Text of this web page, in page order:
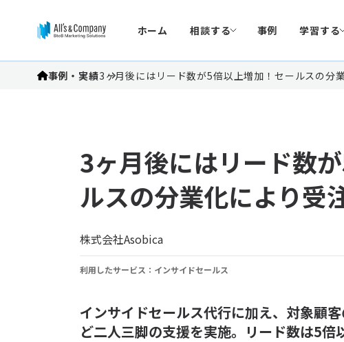
ホーム 相談する 事例 学習する
事例・実績3ヶ月後にはリード数が5倍以上増加！セールスの分
3ヶ月後にはリード数
ルスの分業化により受
株式会社Asobica
利用したサービス：インサイドセールス
インサイドセールス代行に加え、対象顧
ど二人三脚の支援を実施。リード数は5倍